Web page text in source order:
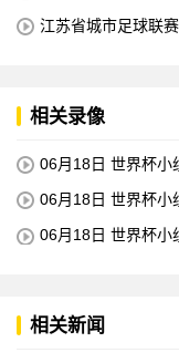
江苏省城市足球联
相关录像
06月18日 世界杯小
06月18日 世界杯小
06月18日 世界杯小
相关新闻